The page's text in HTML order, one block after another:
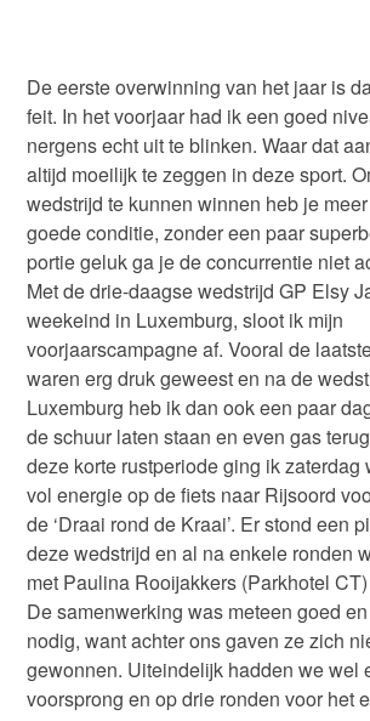
De eerste overwinning van het jaar is
feit. In het voorjaar had ik een goed
nergens echt uit te blinken. Waar dat
altijd moeilijk te zeggen in deze sport.
wedstrijd te kunnen winnen heb je
goede conditie, zonder een paar
portie geluk ga je de concurrentie niet
Met de drie-daagse wedstrijd GP Elsy
weekeind in Luxemburg, sloot ik mijn
voorjaarscampagne af. Vooral de
waren erg druk geweest en na de
Luxemburg heb ik dan ook een paar
de schuur laten staan en even gas
deze korte rustperiode ging ik zaterdag
vol energie op de fiets naar Rijsoord
de ‘Draai rond de Kraai’. Er stond een
deze wedstrijd en al na enkele ronden
met Paulina Rooijakkers (Parkhotel
De samenwerking was meteen goed
nodig, want achter ons gaven ze zich
gewonnen. Uiteindelijk hadden we wel
voorsprong en op drie ronden voor het